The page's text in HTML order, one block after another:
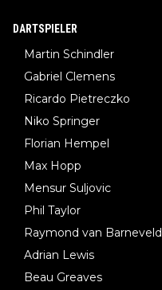
DARTSPIELER
Martin Schindler
Gabriel Clemens
Ricardo Pietreczko
Niko Springer
Florian Hempel
Max Hopp
Mensur Suljovic
Phil Taylor
Raymond van Barneveld
Adrian Lewis
Beau Greaves